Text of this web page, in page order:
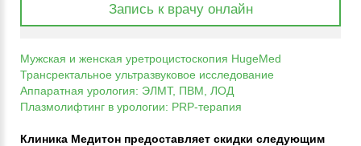
Запись к врачу онлайн
Мужская и женская уретроцистоскопия HugeMed
Трансректальное ультразвуковое исследование
Аппаратная урология: ЭЛМТ, ПВМ, ЛОД
Плазмолифтинг в урологии: PRP-терапия
Клиника Медитон предоставляет скидки следующим